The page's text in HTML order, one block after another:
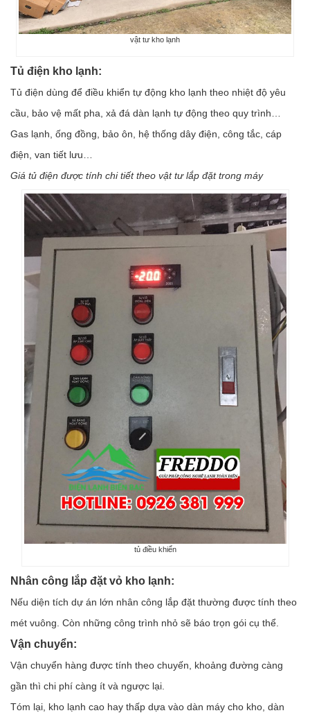
vật tư kho lạnh
Tủ điện kho lạnh:
Tủ điện dùng để điều khiển tự động kho lạnh theo nhiệt độ yêu
cầu, bảo vệ mất pha, xả đá dàn lạnh tự động theo quy trình…
Gas lạnh, ống đồng, bảo ôn, hệ thống dây điện, công tắc, cáp
điện, van tiết lưu…
Giá tủ điện được tính chi tiết theo vật tư lắp đặt trong máy
tủ điều khiển
Nhân công lắp đặt vỏ kho lạnh:
Nếu diện tích dự án lớn nhân công lắp đặt thường được tính theo
mét vuông. Còn những công trình nhỏ sẽ báo trọn gói cụ thể.
Vận chuyển:
Vận chuyển hàng được tính theo chuyến, khoảng đường càng
gần thì chi phí càng ít và ngược lại.
Tóm lại, kho lạnh cao hay thấp dựa vào dàn máy cho kho, dàn